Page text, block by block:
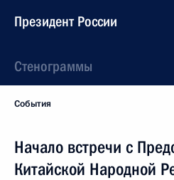
Президент России
Стенограммы
События
Начало встречи с
Китайской Народной